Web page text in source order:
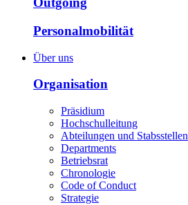
Personalmobilität
Über uns
Organisation
Präsidium
Hochschulleitung
Abteilungen und Stabsstellen
Departments
Betriebsrat
Chronologie
Code of Conduct
Strategie